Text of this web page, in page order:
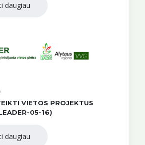
daugiau
VIETOS PROJEKTUS
05-16)
daugiau